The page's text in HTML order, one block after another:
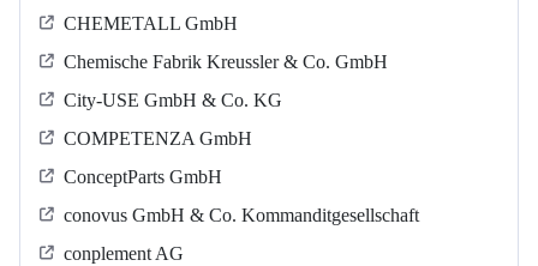
CHEMETALL GmbH
Chemische Fabrik Kreussler & Co. GmbH
City-USE GmbH & Co. KG
COMPETENZA GmbH
ConceptParts GmbH
conovus GmbH & Co. Kommanditgesellschaft
conplement AG